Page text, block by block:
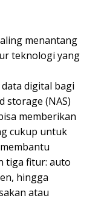
menantang
teknologi yang
digital bagi
storage (NAS)
memberikan
cukup untuk
tiga fitur: auto
hingga
atau